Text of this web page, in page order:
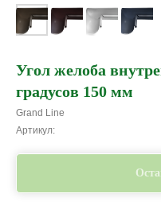
Угол желоба
градусов 150 мм
Grand Line
Артикул: